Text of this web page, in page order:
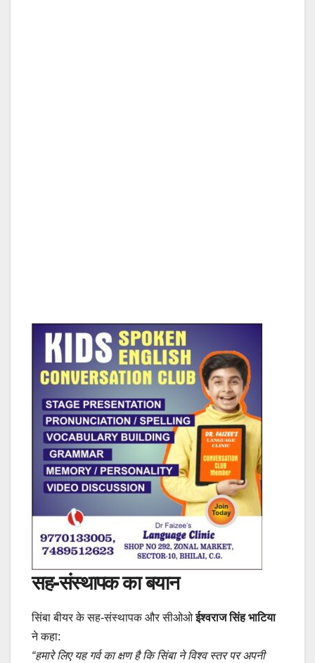
सह-संस्थापक का बयान
सिंबा बीयर के सह-संस्थापक और सीओओईश्वराज सिंह भाटिया
ने कहा:
“हमारे लिए यह गर्व का क्षण है कि सिंबा ने विश्व स्तर पर अपनी